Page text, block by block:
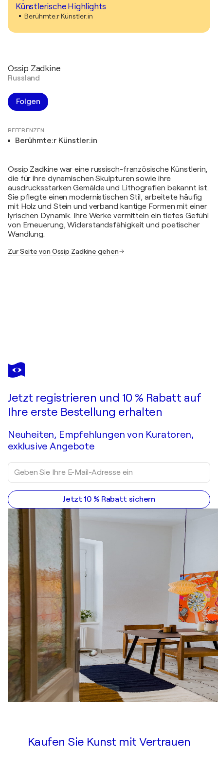
Künstlerische Highlights
Berühmte:r Künstler:in
Ossip Zadkine
Russland
Folgen
REFERENZEN
Berühmte:r Künstler:in
Ossip Zadkine war eine russisch-französische Künstlerin,
die für ihre dynamischen Skulpturen sowie ihre
ausdrucksstarken Gemälde und Lithografien bekannt ist.
Sie pflegte einen modernistischen Stil, arbeitete häufig
mit Holz und Stein und verband kantige Formen mit einer
lyrischen Dynamik. Ihre Werke vermitteln ein tiefes Gefühl
von Erneuerung, Widerstandsfähigkeit und poetischer
Wandlung.
Zur Seite von Ossip Zadkine gehen
OSSIP ZADKINE
Construction
Jetzt registrieren und 10 % Rabatt auf
Ihre erste Bestellung erhalten
Neuheiten, Empfehlungen von Kuratoren,
exklusive Angebote
Jetzt 10 % Rabatt sichern
Kaufen Sie Kunst mit Vertrauen